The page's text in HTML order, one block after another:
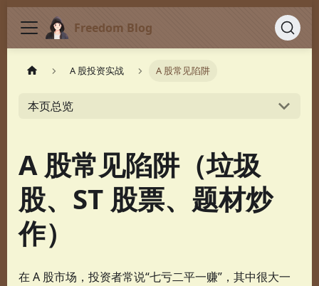
Freedom Blog
A 股投资实战 A 股常见陷阱
本页总览
A 股常见陷阱（垃圾
股、ST 股票、题材炒
作）
在 A 股市场，投资者常说“七亏二平一赚”，其中很大一